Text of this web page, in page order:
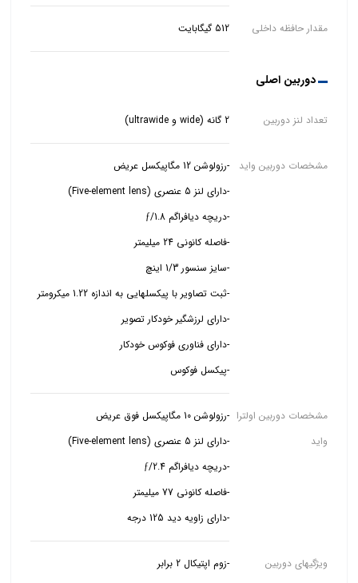
مقدار حافظه داخلی 512 گیگابایت
دوربین اصلی
تعداد لنز دوربین 2 گانه (wide و ultrawide)
مشخصات دوربین واید
-رزولوشن 12 مگاپیکسل عریض
-دارای لنز 5 عنصری (Five‑element lens)
-فاصله کانونی 24 میلیمتر
-ثبت تصاویر با پیکسلهایی به اندازه 1.22 میکرومتر
-دارای لرزشگیر خودکار تصویر
-دارای فناوری فوکوس خودکار
-پیکسل فوکوس
مشخصات دوربین اولترا
واید
-رزولوشن 10 مگاپیکسل فوق عریض
-دارای لنز 5 عنصری (Five‑element lens)
-فاصله کانونی 77 میلیمتر
-دارای زاویه دید 125 درجه
ویژگیهای دوربین
-زوم اپتیکال 2 برابر